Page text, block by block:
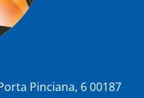
Pinciana, 6 00187